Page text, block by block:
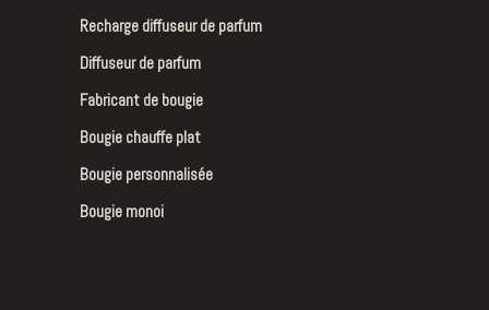
Recharge diffuseur de parfum
Diffuseur de parfum
Fabricant de bougie
Bougie chauffe plat
Bougie personnalisée
Bougie monoi